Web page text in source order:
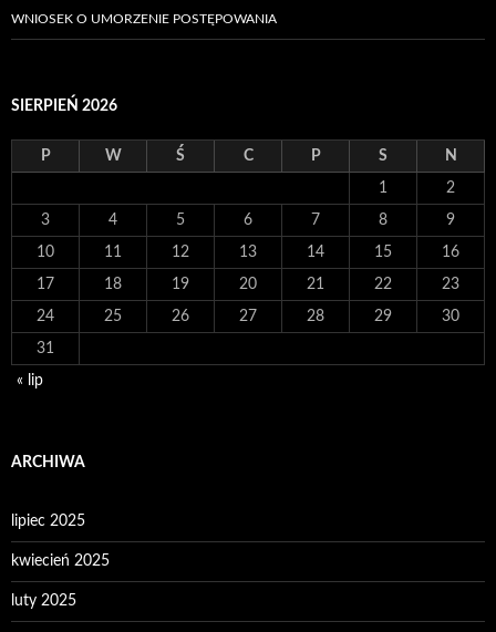
WNIOSEK O UMORZENIE POSTĘPOWANIA
SIERPIEŃ 2026
P W Ś C P S N
1 2
3 4 5 6 7 8 9
10 11 12 13 14 15 16
17 18 19 20 21 22 23
24 25 26 27 28 29 30
31
« lip
ARCHIWA
lipiec 2025
kwiecień 2025
luty 2025